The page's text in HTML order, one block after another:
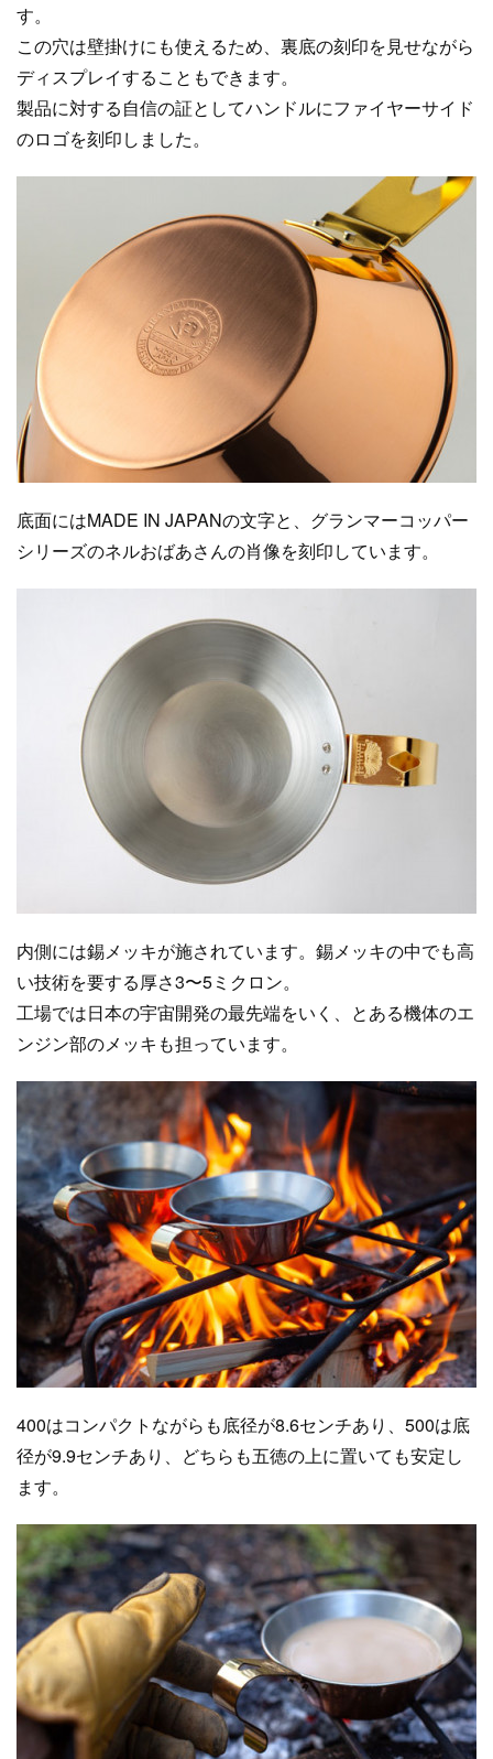
す。
この穴は壁掛けにも使えるため、裏底の刻印を見せながら
ディスプレイすることもできます。
製品に対する自信の証としてハンドルにファイヤーサイド
のロゴを刻印しました。
底面にはMADE IN JAPANの文字と、グランマーコッパー
シリーズのネルおばあさんの肖像を刻印しています。
内側には錫メッキが施されています。錫メッキの中でも高
い技術を要する厚さ3〜5ミクロン。
工場では日本の宇宙開発の最先端をいく、とある機体のエ
ンジン部のメッキも担っています。
400はコンパクトながらも底径が8.6センチあり、500は底
径が9.9センチあり、どちらも五徳の上に置いても安定し
ます。